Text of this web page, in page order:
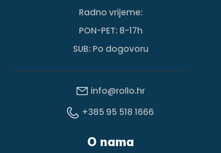
Radno vrijeme:
PON-PET: 8-17h
SUB: Po dogovoru
info@rollo.hr
+385 95 518 1666
O nama